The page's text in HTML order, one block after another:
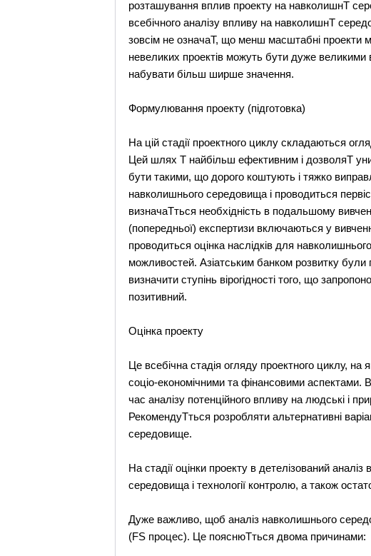
розташування вплив проекту на навколишнТ
всебічного аналізу впливу на навколишнТ
зовсім не означаТ, що менш масштабні проекти
невеликих проектів можуть бути дуже великими
набувати більш ширше значення.
Формулювання проекту (підготовка)
На цій стадії проектного циклу складаються
Цей шлях Т найбільш ефективним і дозволяТ
бути такими, що дорого коштують і тяжко
навколишнього середовища і проводиться
визначаТться необхідність в подальшому
(попередньої) експертизи включаються у
проводиться оцінка наслідків для
можливостей. Aзіатським банком розвитку були
визначити ступінь вірогідності того, що
позитивний.
Оцінка проекту
Це всебічна стадія огляду проектного циклу,
соціо-економічними та фінансовими аспектами. В
час аналізу потенційного впливу на людські і
РекомендуТться розробляти альтернативні
середовище.
На стадії оцінки проекту в детелізований
середовища і технології контролю, а також
Дуже важливо, щоб аналіз навколишнього
(FS процес). Це пояснюТться двома причинами: